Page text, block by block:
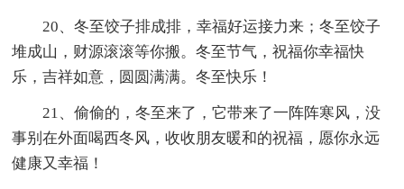
20、冬至饺子排成排，幸福好运接力来；冬至饺子
堆成山，财源滚滚等你搬。冬至节气，祝福你幸福快
乐，吉祥如意，圆圆满满。冬至快乐！
21、偷偷的，冬至来了，它带来了一阵阵寒风，没
事别在外面喝西冬风，收收朋友暖和的祝福，愿你永远
健康又幸福！